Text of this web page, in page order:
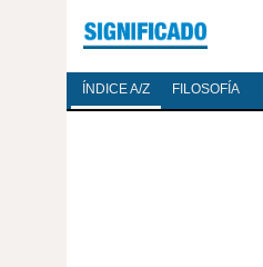
ÍNDICE A/Z FILOSOFÍA